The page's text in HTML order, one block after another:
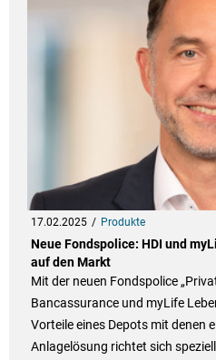
17.02.2025 Produkte
Neue Fondspolice: HDI und
auf den Markt
Mit der neuen Fondspolice
Bancassurance und myLife
Vorteile eines Depots mit denen
Anlagelösung richtet sich